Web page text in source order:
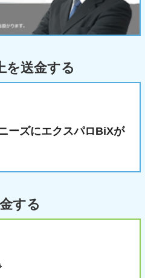
を送金する
ーズにエクスパロBiXが
する